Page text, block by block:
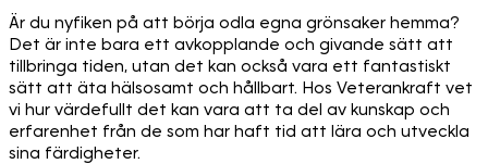
Är du nyfiken på att börja odla egna grönsaker hemma?
Det är inte bara ett avkopplande och givande sätt att
tillbringa tiden, utan det kan också vara ett fantastiskt
sätt att äta hälsosamt och hållbart. Hos Veterankraft vet
vi hur värdefullt det kan vara att ta del av kunskap och
erfarenhet från de som har haft tid att lära och utveckla
sina färdigheter.